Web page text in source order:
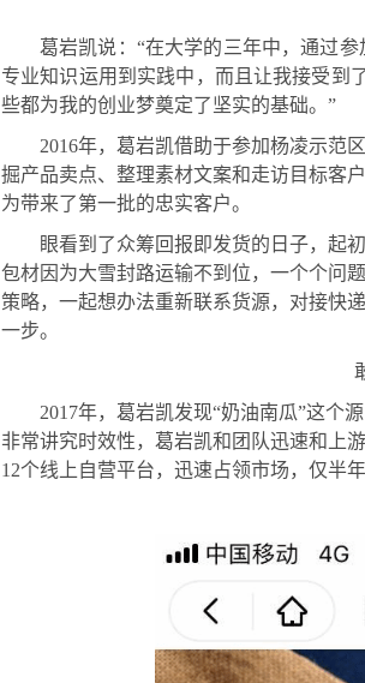
葛岩凯说： “在大学的三年中，通过参
专业知识运用到实践中，而且让我接受到
些都为我的创业梦奠定了坚实的基础。 ”
2016年，葛岩凯借助于参加杨凌示范
掘产品卖点、整理素材文案和走访目标客户
为带来了第一批的忠实客户。
眼看到了众筹回报即发货的日子，起
包材因为大雪封路运输不到位，一个个问
策略，一起想办法重新联系货源，对接快
一步。
2017年，葛岩凯发现“奶油南瓜”这个
非常讲究时效性，葛岩凯和团队迅速和上
12个线上自营平台，迅速占领市场，仅半